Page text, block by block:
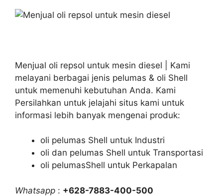
Menjual oli repsol untuk mesin diesel | Kami
melayani berbagai jenis pelumas & oli Shell
untuk memenuhi kebutuhan Anda. Kami
Persilahkan untuk jelajahi situs kami untuk
informasi lebih banyak mengenai produk:
oli pelumas Shell untuk Industri
oli dan pelumas Shell untuk Transportasi
oli pelumasShell untuk Perkapalan
Whatsapp : +628-7883-400-500